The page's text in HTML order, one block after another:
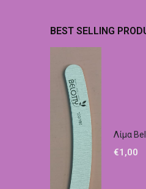
BEST SELLING
Λίμα
€1,00